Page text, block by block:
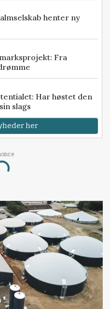
henter ny
Fra
Har høstet den
slags
her